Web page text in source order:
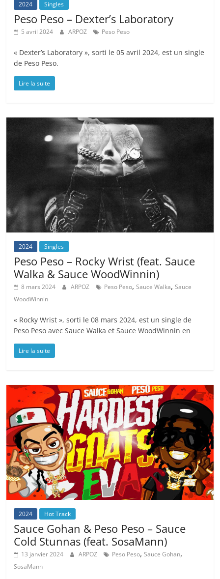
2024 Singles
Peso Peso – Dexter’s Laboratory
5 avril 2024 ARPOZ Peso Peso
« Dexter’s Laboratory », sorti le 05 avril 2024, est un single
de Peso Peso.
Lire la suite
2024 Singles
Peso Peso – Rocky Wrist (feat. Sauce
Walka & Sauce WoodWinnin)
8 mars 2024 ARPOZ Peso Peso,Sauce Walka,Sauce
WoodWinnin
« Rocky Wrist », sorti le 08 mars 2024, est un single de
Peso Peso avec Sauce Walka et Sauce WoodWinnin en
Lire la suite
2024 Hot Track
Sauce Gohan & Peso Peso – Sauce
Cold Stunnas (feat. SosaMann)
13 janvier 2024 ARPOZ Peso Peso,Sauce Gohan,
SosaMann